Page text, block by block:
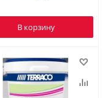
В корзину